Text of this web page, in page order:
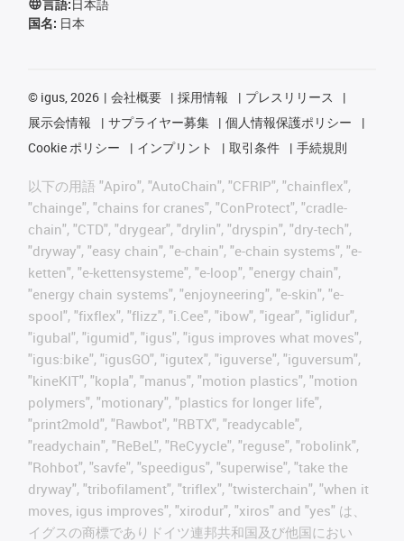
言語:日本語
国名: 日本
© igus, 2026 会社概要 採用情報
プレスリリース
展示会情報
サプライヤー募集
個人情報保護ポリシー
Cookie ポリシー
インプリント 取引条件 手続規則
以下の用語 "Apiro", "AutoChain", "CFRIP", "chainflex",
"chainge", "chains for cranes", "ConProtect", "cradle-
chain", "CTD", "drygear", "drylin", "dryspin", "dry-tech",
"dryway", "easy chain", "e-chain", "e-chain systems", "e-
ketten", "e-kettensysteme", "e-loop", "energy chain",
"energy chain systems", "enjoyneering", "e-skin", "e-
spool", "fixflex", "flizz", "i.Cee", "ibow", "igear", "iglidur",
"igubal", "igumid", "igus", "igus improves what moves",
"igus:bike", "igusGO", "igutex", "iguverse", "iguversum",
"kineKIT", "kopla", "manus", "motion plastics", "motion
polymers", "motionary", "plastics for longer life",
"print2mold", "Rawbot", "RBTX", "readycable",
"readychain", "ReBeL", "ReCyycle", "reguse", "robolink",
"Rohbot", "savfe", "speedigus", "superwise", "take the
dryway", "tribofilament", "triflex", "twisterchain", "when it
moves, igus improves", "xirodur", "xiros" and "yes" は、
イグスの商標でありドイツ連邦共和国及び他国におい